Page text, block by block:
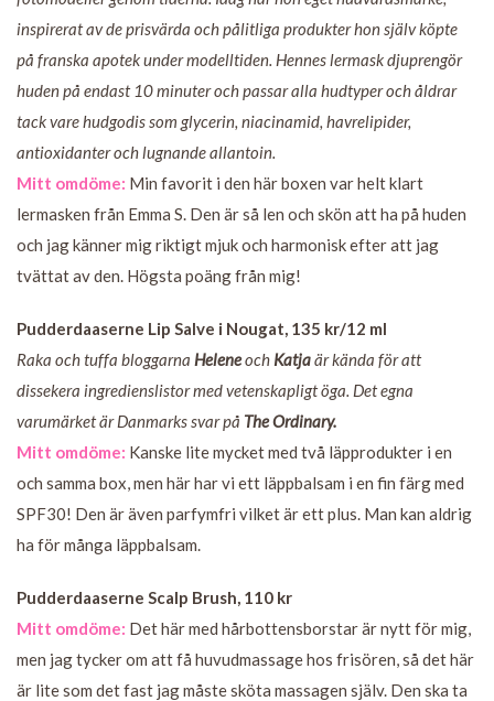
inspirerat av de prisvärda och pålitliga produkter hon själv köpte
på franska apotek under modelltiden. Hennes lermask djuprengör
huden på endast 10 minuter och passar alla hudtyper och åldrar
tack vare hudgodis som glycerin, niacinamid, havrelipider,
antioxidanter och lugnande allantoin.
Mitt omdöme: Min favorit i den här boxen var helt klart
lermasken från Emma S. Den är så len och skön att ha på huden
och jag känner mig riktigt mjuk och harmonisk efter att jag
tvättat av den. Högsta poäng från mig!
Pudderdaaserne Lip Salve i Nougat, 135 kr/12 ml
Raka och tuffa bloggarna Heleneoch Katjaär kända för att
dissekera ingredienslistor med vetenskapligt öga. Det egna
varumärket är Danmarks svar på The Ordinary.
Mitt omdöme: Kanske lite mycket med två läpprodukter i en
och samma box, men här har vi ett läppbalsam i en fin färg med
SPF30! Den är även parfymfri vilket är ett plus. Man kan aldrig
ha för många läppbalsam.
Pudderdaaserne Scalp Brush, 110 kr
Mitt omdöme: Det här med hårbottensborstar är nytt för mig,
men jag tycker om att få huvudmassage hos frisören, så det här
är lite som det fast jag måste sköta massagen själv. Den ska ta